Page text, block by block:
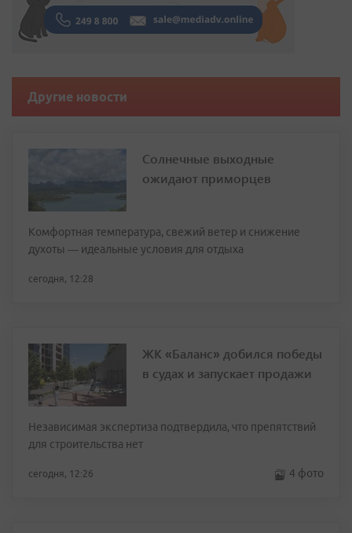
Другие новости
Солнечные выходные
ожидают приморцев
Комфортная температура, свежий ветер и снижение
духоты — идеальные условия для отдыха
сегодня, 12:28
ЖК «Баланс» добился победы
в судах и запускает продажи
Независимая экспертиза подтвердила, что препятствий
для строительства нет
сегодня, 12:26 4 фото